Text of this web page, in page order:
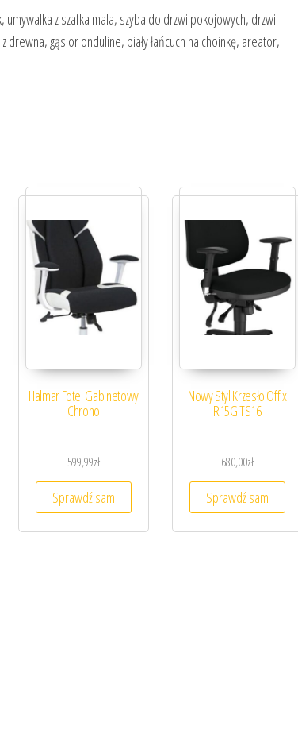
z szafka mala, szyba do drzwi pokojowych, drzwi
gąsior onduline, biały łańcuch na choinkę, areator,
Halmar Fotel Gabinetowy
Chrono
599,99zł
Sprawdź sam
Nowy Styl Krzesło Offix
R15G TS16
680,00zł
Sprawdź sam